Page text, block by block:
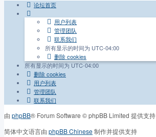
论坛首页
用户列表
管理团队
联系我们
所有显示的时间为 UTC-04:00
删除 cookies
所有显示的时间为UTC-04:00
删除 cookies
用户列表
管理团队
联系我们
由 phpBB® Forum Software © phpBB Limited 提供支持
简体中文语言由 phpBB Chinese制作并提供支持